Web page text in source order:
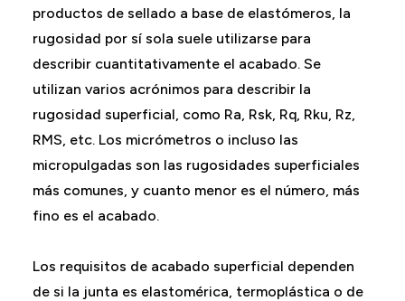
productos de sellado a base de elastómeros, la
rugosidad por sí sola suele utilizarse para
describir cuantitativamente el acabado. Se
utilizan varios acrónimos para describir la
rugosidad superficial, como Ra, Rsk, Rq, Rku, Rz,
RMS, etc. Los micrómetros o incluso las
micropulgadas son las rugosidades superficiales
más comunes, y cuanto menor es el número, más
fino es el acabado.
Los requisitos de acabado superficial dependen
de si la junta es elastomérica, termoplástica o de